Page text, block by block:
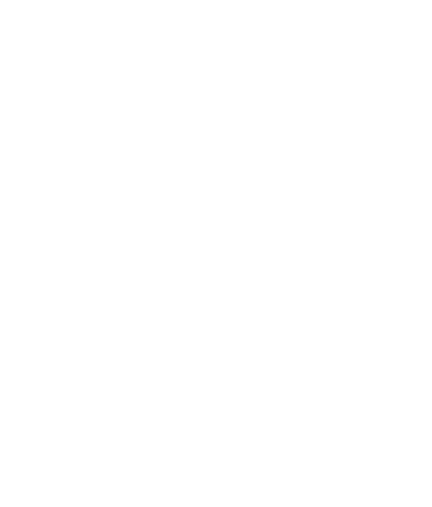
다 * 소요시간 : 120분-180분 (옵션에 따라 소요 시간이